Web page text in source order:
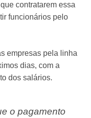
contratarem essa
funcionários pelo
empresas pela linha
dias, com a
dos salários.
o pagamento